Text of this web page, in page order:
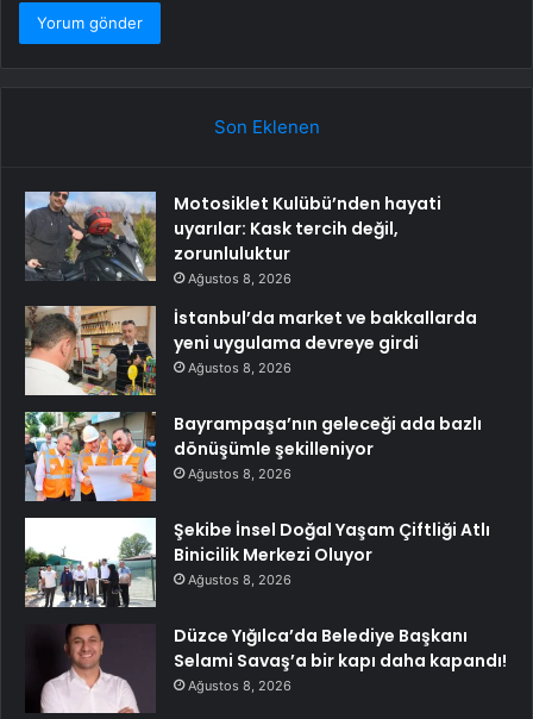
Son Eklenen
Motosiklet Kulübü’nden hayati
uyarılar: Kask tercih değil,
zorunluluktur
Ağustos 8, 2026
İstanbul’da market ve bakkallarda
yeni uygulama devreye girdi
Ağustos 8, 2026
Bayrampaşa’nın geleceği ada bazlı
dönüşümle şekilleniyor
Ağustos 8, 2026
Şekibe İnsel Doğal Yaşam Çiftliği Atlı
Binicilik Merkezi Oluyor
Ağustos 8, 2026
Düzce Yığılca’da Belediye Başkanı
Selami Savaş’a bir kapı daha kapandı!
Ağustos 8, 2026